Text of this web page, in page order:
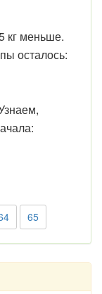
кг меньше.
осталось:
65